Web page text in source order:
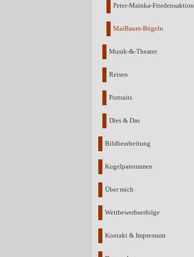
Peter-Mainka-Friedensaktion
MaiBaum-Bügeln
Musik-&-Theater
Reisen
Portraits
Dies & Das
Bildbearbeitung
Kugelpanoramen
Über mich
Wettbewerbserfolge
Kontakt & Impressum